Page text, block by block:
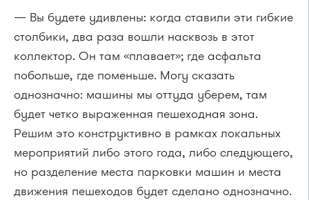
— Вы будете удивлены: когда ставили эти гибкие
столбики, два раза вошли насквозь в этот
коллектор. Он там «плавает»; где асфальта
побольше, где поменьше. Могу сказать
однозначно: машины мы оттуда уберем, там
будет четко выраженная пешеходная зона.
Решим это конструктивно в рамках локальных
мероприятий либо этого года, либо следующего,
но разделение места парковки машин и места
движения пешеходов будет сделано однозначно.